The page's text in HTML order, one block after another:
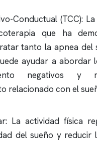
Conductual (TCC):
que ha
tanto la apnea del
ayudar a abordar
negativos y
relacionado con el
La actividad física
del sueño y reducir